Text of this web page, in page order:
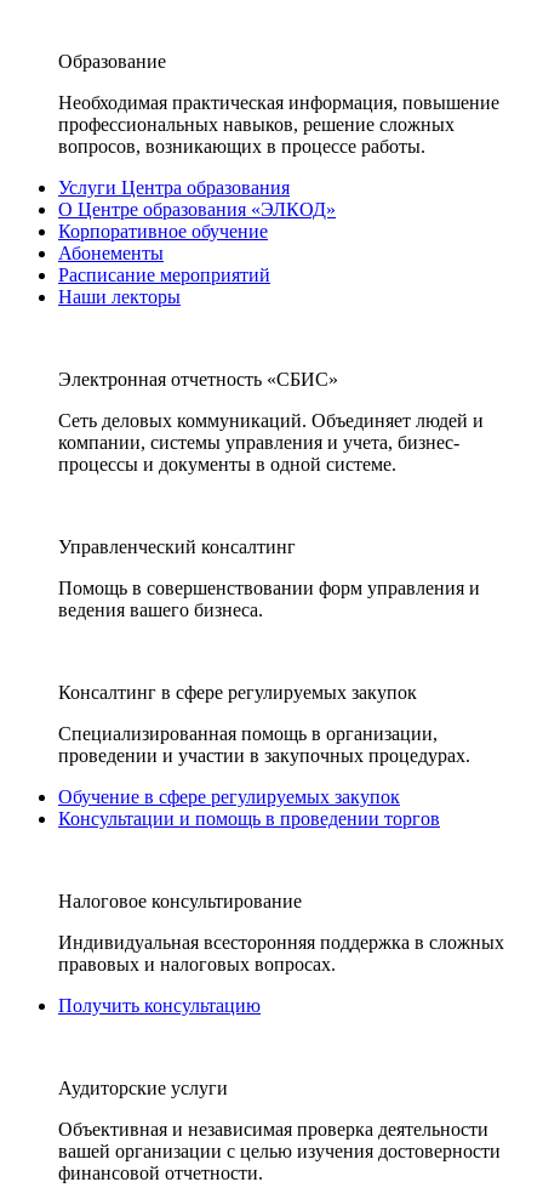
Образование
Необходимая практическая информация, повышение
профессиональных навыков, решение сложных
вопросов, возникающих в процессе работы.
Услуги Центра образования
О Центре образования «ЭЛКОД»
Корпоративное обучение
Абонементы
Расписание мероприятий
Наши лекторы
Электронная отчетность «СБИС»
Сеть деловых коммуникаций. Объединяет людей и
компании, системы управления и учета, бизнес-
процессы и документы в одной системе.
Управленческий консалтинг
Помощь в совершенствовании форм управления и
ведения вашего бизнеса.
Консалтинг в сфере регулируемых закупок
Специализированная помощь в организации,
проведении и участии в закупочных процедурах.
Обучение в сфере регулируемых закупок
Консультации и помощь в проведении торгов
Налоговое консультирование
Индивидуальная всесторонняя поддержка в сложных
правовых и налоговых вопросах.
Получить консультацию
Аудиторские услуги
Объективная и независимая проверка деятельности
вашей организации с целью изучения достоверности
финансовой отчетности.